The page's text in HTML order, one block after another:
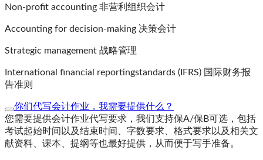
Non-profit accounting 非营利组织会计
Accounting for decision-making 决策会计
Strategic management 战略管理
International financial reportingstandards (IFRS) 国际财务报
告准则
你们代写会计作业，我需要提供什么？
您需要提供会计作业代写要求，我们支持保A/保B可选，包括
考试起始时间以及结束时间、字数要求、格式要求以及相关文
献资料、课本、提纲等也最好提供，从而便于写手准备。